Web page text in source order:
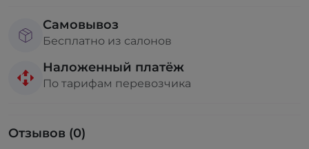
Самовывоз
Бесплатно из салонов
Наложенный платёж
По тарифам перевозчика
Отзывов (0)